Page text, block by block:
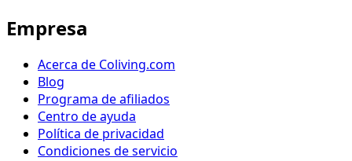
Empresa
Acerca de Coliving.com
Blog
Programa de afiliados
Centro de ayuda
Política de privacidad
Condiciones de servicio